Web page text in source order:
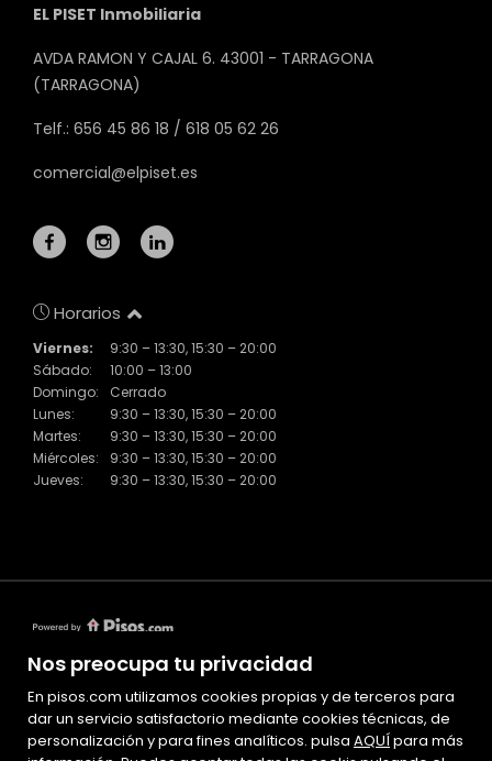
Nos preocupa tu privacidad
En pisos.com utilizamos cookies propias y de terceros para
dar un servicio satisfactorio mediante cookies técnicas, de
personalización y para fines analíticos. pulsa AQUÍpara más
EL PISET Inmobiliaria
AVDA RAMON Y CAJAL 6. 43001 - TARRAGONA
(TARRAGONA)
Telf.: 656 45 86 18 / 618 05 62 26
comercial@elpiset.es
Horarios
Viernes:
9:30 – 13:30, 15:30 – 20:00
Sábado:
10:00 – 13:00
Domingo:
Cerrado
Lunes:
9:30 – 13:30, 15:30 – 20:00
Martes:
9:30 – 13:30, 15:30 – 20:00
Miércoles:
9:30 – 13:30, 15:30 – 20:00
Jueves:
9:30 – 13:30, 15:30 – 20:00
Mapa Web
Aviso legal